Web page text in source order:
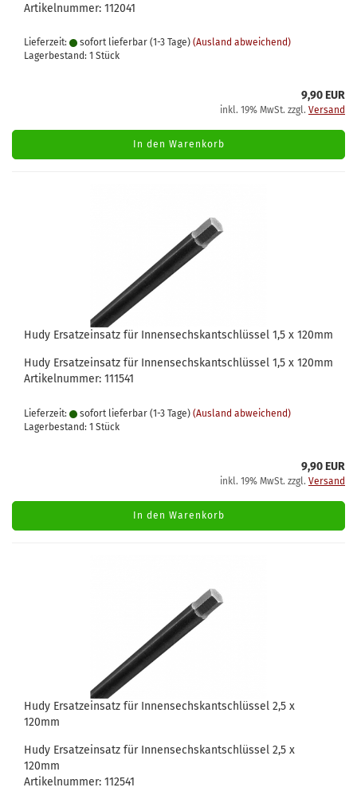
Artikelnummer: 112041
Lieferzeit: sofort lieferbar (1-3 Tage) (Ausland abweichend)
Lagerbestand: 1 Stück
9,90 EUR
inkl. 19% MwSt. zzgl. Versand
In den Warenkorb
Hudy Ersatzeinsatz für Innensechskantschlüssel 1,5 x 120mm
Hudy Ersatzeinsatz für Innensechskantschlüssel 1,5 x 120mm
Artikelnummer: 111541
Lieferzeit: sofort lieferbar (1-3 Tage) (Ausland abweichend)
Lagerbestand: 1 Stück
9,90 EUR
inkl. 19% MwSt. zzgl. Versand
In den Warenkorb
Hudy Ersatzeinsatz für Innensechskantschlüssel 2,5 x
120mm
Hudy Ersatzeinsatz für Innensechskantschlüssel 2,5 x
120mm
Artikelnummer: 112541